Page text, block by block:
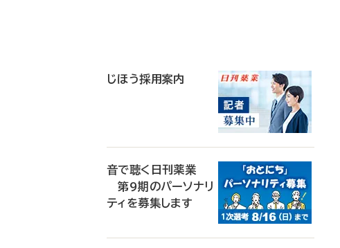
じほう採用案内
音で聴く日刊薬業
第9期のパーソナリ
ティを募集します